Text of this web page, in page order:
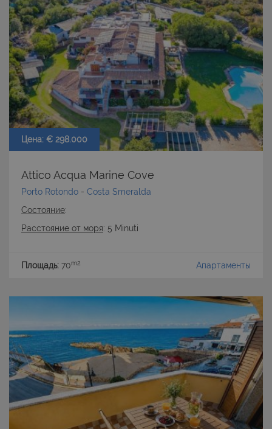
Цена: € 298.000
Attico Acqua Marine Cove
Porto Rotondo - Costa Smeralda
Состояние:
Расстояние от моря: 5 Minuti
Площадь: 70m2 Апартаменты